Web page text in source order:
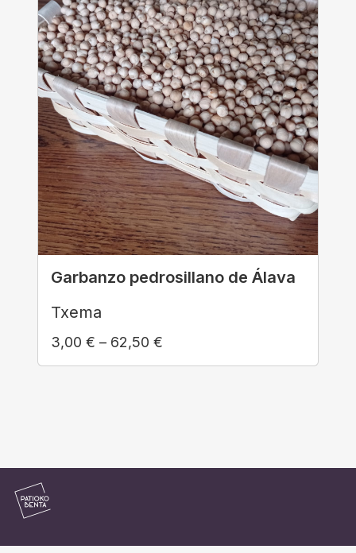
Garbanzo pedrosillano de Álava
Txema
3,00€ – 62,50€